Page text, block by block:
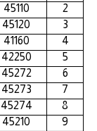
2
45110
3
45120
4
41160
5
42250
6
45272
7
45273
8
45274
9
45210